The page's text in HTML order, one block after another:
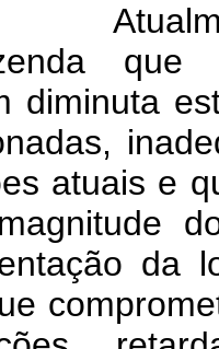
que
diminuta
atuais e
da